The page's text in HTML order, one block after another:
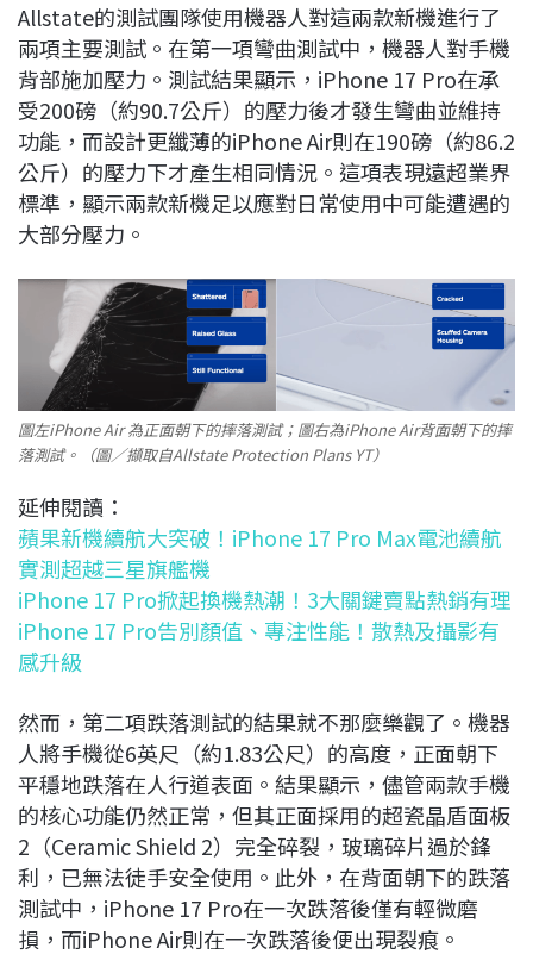
Allstate的測試團隊使用機器人對這兩款新機進行了
兩項主要測試。在第一項彎曲測試中，機器人對手機
背部施加壓力。測試結果顯示，iPhone 17 Pro在承
受200磅（約90.7公斤）的壓力後才發生彎曲並維持
功能，而設計更纖薄的iPhone Air則在190磅（約86.2
公斤）的壓力下才產生相同情況。這項表現遠超業界
標準，顯示兩款新機足以應對日常使用中可能遭遇的
大部分壓力。
圖左iPhone Air 為正面朝下的摔落測試；圖右為iPhone Air背面朝下的摔
落測試。（圖／擷取自Allstate Protection Plans YT）
延伸閱讀：
蘋果新機續航大突破！iPhone 17 Pro Max電池續航
實測超越三星旗艦機
iPhone 17 Pro掀起換機熱潮！3大關鍵賣點熱銷有理
iPhone 17 Pro告別顏值、專注性能！散熱及攝影有
感升級
然而，第二項跌落測試的結果就不那麼樂觀了。機器
人將手機從6英尺（約1.83公尺）的高度，正面朝下
平穩地跌落在人行道表面。結果顯示，儘管兩款手機
的核心功能仍然正常，但其正面採用的超瓷晶盾面板
2（Ceramic Shield 2）完全碎裂，玻璃碎片過於鋒
利，已無法徒手安全使用。此外，在背面朝下的跌落
測試中，iPhone 17 Pro在一次跌落後僅有輕微磨
損，而iPhone Air則在一次跌落後便出現裂痕。